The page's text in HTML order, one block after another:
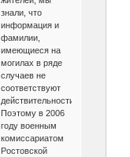
знали, что
информация и
фамилии,
имеющиеся на
могилах в ряде
случаев не
соответствуют
действительности.
Поэтому в 2006
году военным
комиссариатом
Ростовской